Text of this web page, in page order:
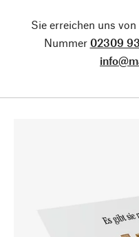
Sie erreichen uns
Nummer 02309